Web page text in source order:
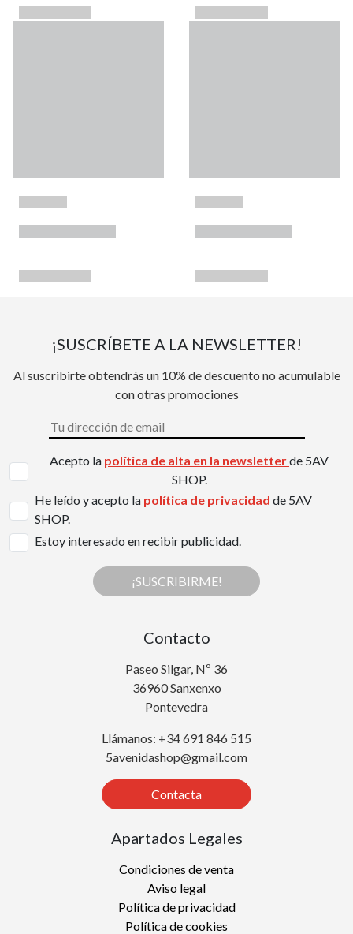
¡SUSCRÍBETE A LA NEWSLETTER!
Al suscribirte obtendrás un 10% de descuento no acumulable
con otras promociones
Acepto la política de alta en la newsletterde 5AV
SHOP.
He leído y acepto la política de privacidad de 5AV
SHOP.
Estoy interesado en recibir publicidad.
¡SUSCRIBIRME!
Contacto
Paseo Silgar, Nº 36
36960 Sanxenxo
Pontevedra
Llámanos: +34 691 846 515
5avenidashop@gmail.com
Contacta
Apartados Legales
Condiciones de venta
Aviso legal
Política de privacidad
Política de cookies